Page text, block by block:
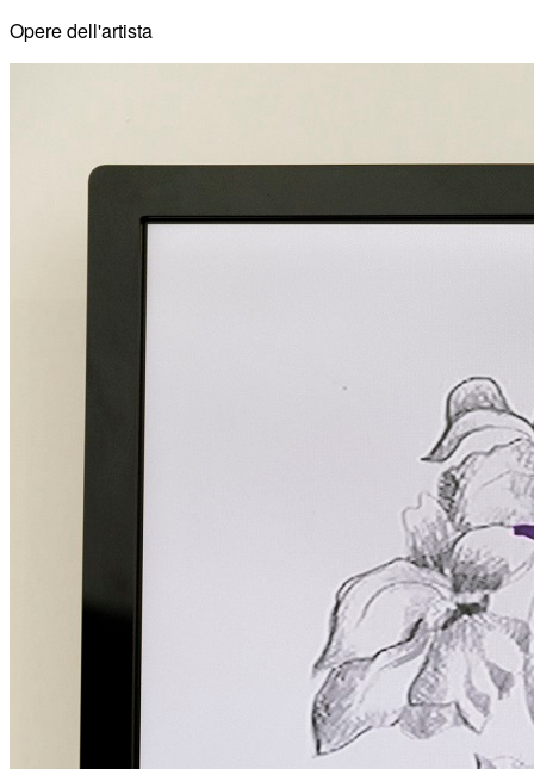
Area Media
Pubblicazioni
Menu Menu
Opere dell'artista